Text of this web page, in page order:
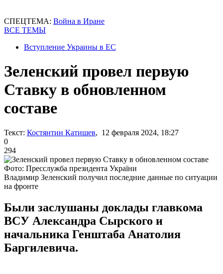
СПЕЦТЕМА: Война в Иране
ВСЕ ТЕМЫ
Вступление Украины в ЕС
Зеленский провел первую
Ставку в обновленном
составе
Текст: Костянтин Катишев, 12 февраля 2024, 18:27
0
294
Фото: Пресслужба президента України
Владимир Зеленский получил последние данные по ситуации
на фронте
Были заслушаны доклады главкома
ВСУ Александра Сырского и
начальника Генштаба Анатолия
Баргилевича.